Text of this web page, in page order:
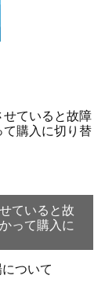
ていると故
って購入に